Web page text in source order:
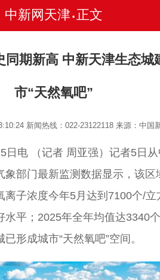
中新网天津 • 正文
同期新高 中新天津生态城
市“天然氧吧”
新闻热线：022-23122118来源：中国
电 （记者 周亚强）记者5日从
象部门最新监测数据显示，该区
离子浓度今年5月达到7100个/立
水平；2025年全年均值达3340
形成城市“天然氧吧”空间。